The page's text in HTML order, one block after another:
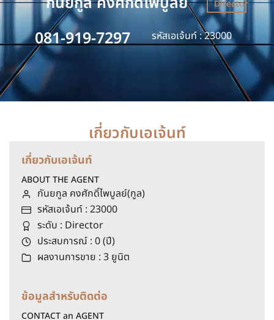
Director
081-919-7297 รหัสเอเจ้นท์ : 23000
เกี่ยวกับเอเจ้นท์
เกี่ยวกับเอเจ้นท์
ABOUT THE AGENT
กันยกูล คงศักดิ์ไพบูลย์(กูล)
รหัสเอเจ้นท์ : 23000
ระดับ : Director
ประสบการณ์ : 0 (ปี)
ผลงานการขาย : 3 ยูนิต
ข้อมูลสำหรับติดต่อ
CONTACT an AGENT